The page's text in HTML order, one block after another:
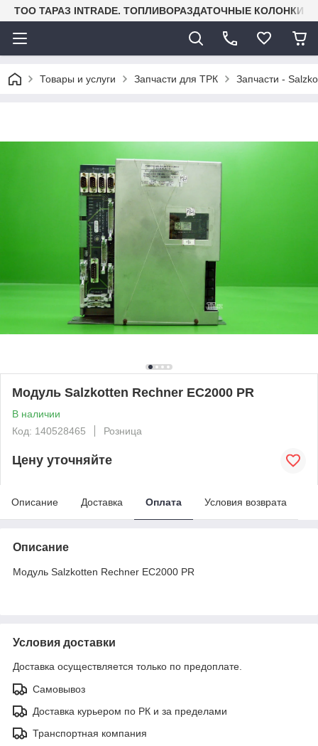
TOO ТАРАЗ INTRADE. ТОПЛИВОРАЗДАТОЧНЫЕ КОЛОНКИ
Товары и услуги Запчасти для ТРК Запчасти -
Модуль Salzkotten Rechner EC2000 PR
В наличии
Код: 140528465
Розница
Цену уточняйте
Описание Доставка Оплата Условия возврата
Описание
Модуль Salzkotten Rechner EC2000 PR
Условия доставки
Доставка осуществляется только по предоплате.
Самовывоз
Доставка курьером по РК и за пределами
Транспортная компания